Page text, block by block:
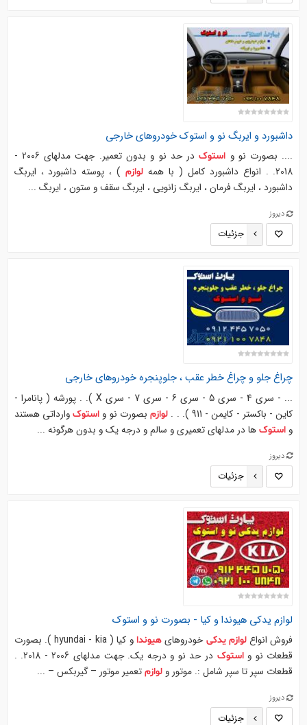
داشبورد و ایربگ نو و استوکخودروهای خارجی
.... بصورت نو و استوک
در حد نو و بدون تعمیر. جهت مدلهای 2006 -
2018. . انواع داشبورد کامل ( با همه
لوازم) ، پوسته داشبورد ، ایربگ
داشبورد ، ایربگ فرمان ، ایربگ زانویی ، ایربگ سقف و ستون ، ایربگ ...
دیروز
جزئیات
چراغ جلو و چراغ خطر عقب ، جلوپنجره خودروهای خارجی
... - سری 4 - سری 5 - سری 6 - سری 7 - سری X ). . پورشه ( پانامرا -
کاین - باکستر - کایمن - 911 ). . .
لوازمبصورت نو و استوکوارداتی هستند
و استوکها در مدلهای تعمیری و سالم و درجه یک و بدون هرگونه ...
دیروز
جزئیات
لوازم یدکی هیونداو کیا - بصورت نو و استوک
فروش انواعلوازم یدکی خودروهایهیوندا
و کیا ( hyundai - kia ). بصورت
قطعات نو واستوک
در حد نو و درجه یک. جهت مدلهای 2006 - 2018. .
قطعات سپر تا سپر شامل :. موتور و لوازمتعمیر موتور – گیربکس – ...
دیروز
جزئیات